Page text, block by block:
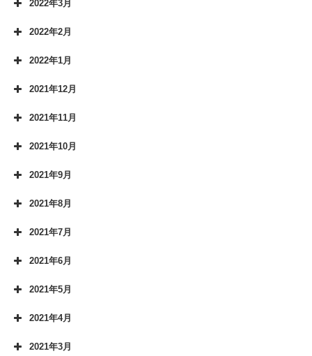
2022年3月
2022年2月
2022年1月
2021年12月
2021年11月
2021年10月
2021年9月
2021年8月
2021年7月
2021年6月
2021年5月
2021年4月
2021年3月